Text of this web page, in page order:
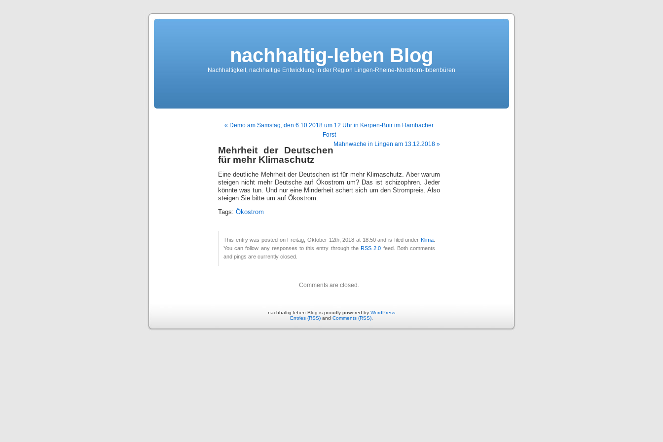
nachhaltig-leben Blog
Nachhaltigkeit, nachhaltige Entwicklung in der Region Lingen-Rheine-Nordhorn-Ibbenbüren
« Demo am Samstag, den 6.10.2018 um 12 Uhr in Kerpen-Buir im Hambacher
Forst
Mahnwache in Lingen am 13.12.2018 »
Mehrheit der Deutschen
für mehr Klimaschutz
Eine deutliche Mehrheit der Deutschen ist für mehr Klimaschutz. Aber warum
steigen nicht mehr Deutsche auf Ökostrom um? Das ist schizophren. Jeder
könnte was tun. Und nur eine Minderheit schert sich um den Strompreis. Also
steigen Sie bitte um auf Ökostrom.
Tags: Ökostrom
This entry was posted on Freitag, Oktober 12th, 2018 at 18:50 and is filed under Klima
You can follow any responses to this entry through theRSS 2.0 feed. Both comments
and pings are currently closed.
Comments are closed.
nachhaltig-leben Blog is proudly powered by WordPress
Entries (RSS) and Comments (RSS)